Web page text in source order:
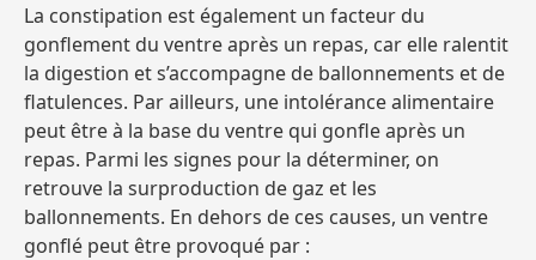
La constipation est également un facteur du
gonflement du ventre après un repas, car elle ralentit
la digestion et s’accompagne de ballonnements et de
flatulences. Par ailleurs, une intolérance alimentaire
peut être à la base du ventre qui gonfle après un
repas. Parmi les signes pour la déterminer, on
retrouve la surproduction de gaz et les
ballonnements. En dehors de ces causes, un ventre
gonflé peut être provoqué par :